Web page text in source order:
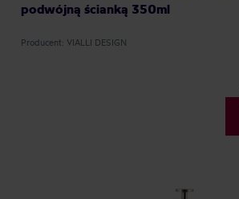
podwójną ścianką 350ml
Producent: VIALLI DESIGN